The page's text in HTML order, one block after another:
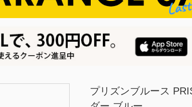
プリズンブルース